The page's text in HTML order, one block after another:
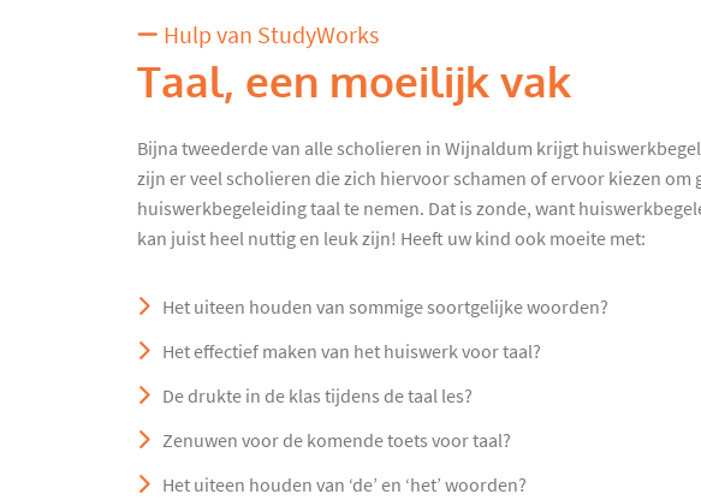
Hulp van StudyWorks
Taal, een moeilijk vak
Bijna tweederde van alle scholieren in Wijnaldum krijgt
zijn er veel scholieren die zich hiervoor schamen of ervoor kiezen om
huiswerkbegeleiding taal te nemen. Dat is zonde, want
kan juist heel nuttig en leuk zijn! Heeft uw kind ook moeite met:
Het uiteen houden van sommige soortgelijke woorden?
Het effectief maken van het huiswerk voor taal?
De drukte in de klas tijdens de taal les?
Zenuwen voor de komende toets voor taal?
Het uiteen houden van ‘de’ en ‘het’ woorden?